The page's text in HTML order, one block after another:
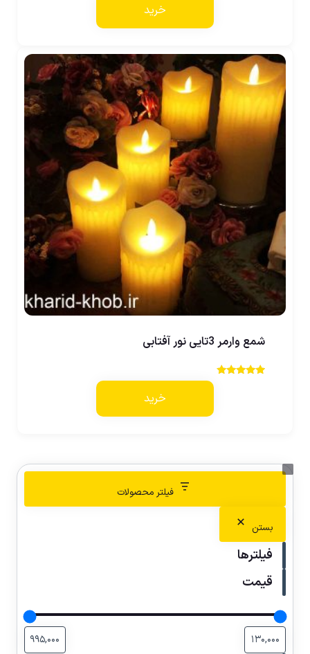
خرید
شمع وارمر 3تایی نور آفتابی
خرید
فیلتر محصولات
بستن
فیلترها
قیمت